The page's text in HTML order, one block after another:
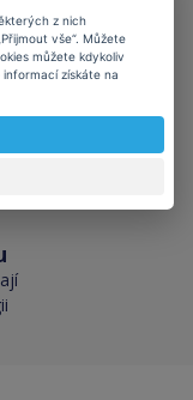
z nich
vše“. Můžete
můžete kdykoliv
získáte na